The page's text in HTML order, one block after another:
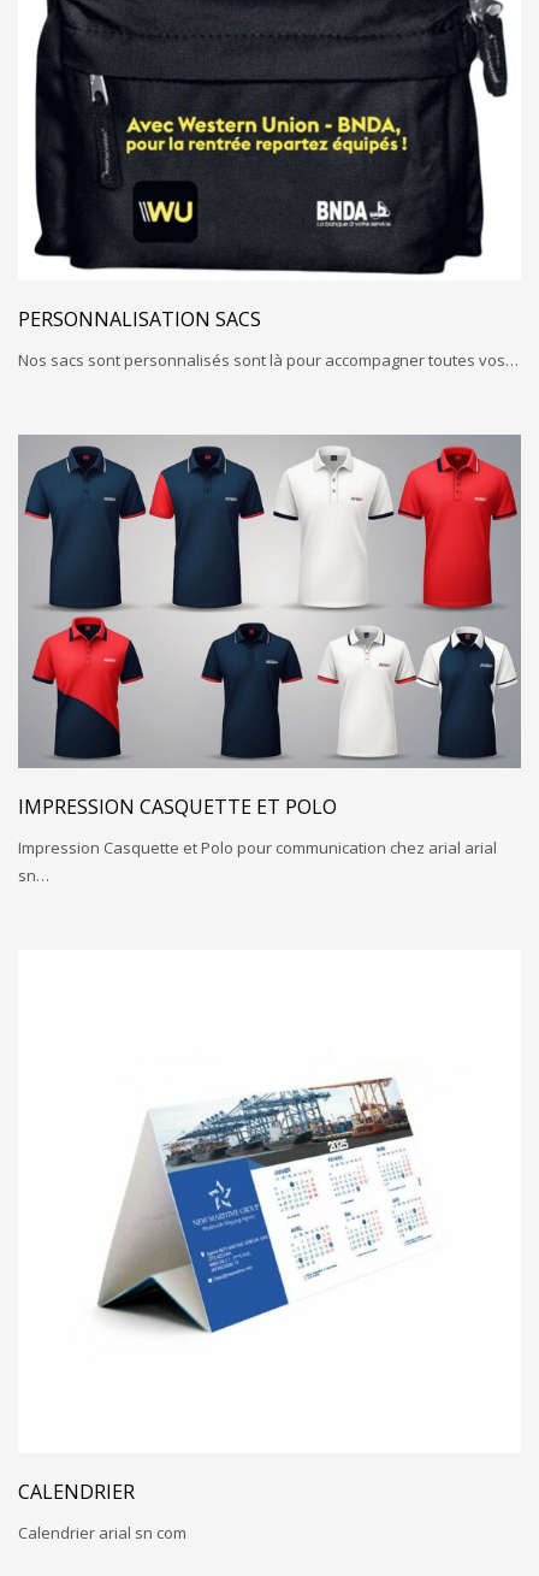
PERSONNALISATION SACS
Nos sacs sont personnalisés sont là pour accompagner toutes vos…
IMPRESSION CASQUETTE ET POLO
Impression Casquette et Polo pour communication chez arial arial
sn…
CALENDRIER
Calendrier arial sn com